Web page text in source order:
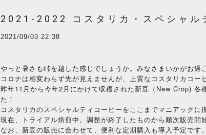
2021-2022 コスタリカ・スペシャル
2021/09/03 22:38
やっと暑さも峠を越した感じでしょうか。みなさまいかがお過
コロナは相変わらず先が見えませんが、上質なコスタリカコー
昨年11月から今年2月にかけて収穫された新豆（New Crop)
た！
コスタリカのスペシャルティコーヒーをここまでマニアックに
現在、トライアル焙煎中。調整が終了したものから順次販売開
なお、新豆の販売に合わせて、便利な定期購入も導入予定です。